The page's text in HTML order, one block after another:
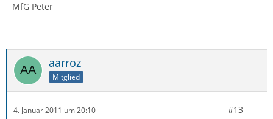
MfG Peter
aarroz
Mitglied
4. Januar 2011 um 20:10 #13